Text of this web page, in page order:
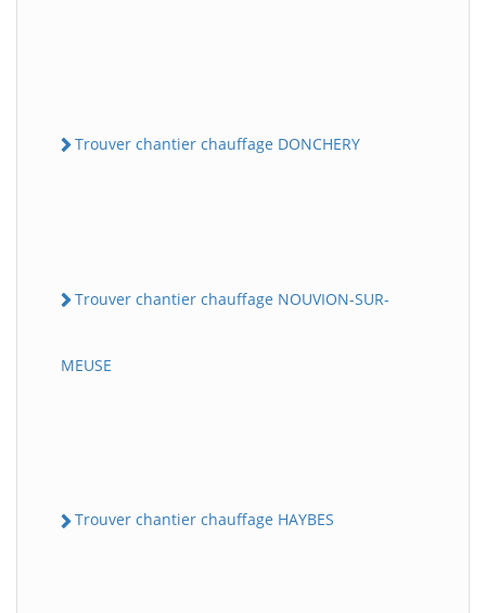
Trouver chantier chauffage DONCHERY
Trouver chantier chauffage NOUVION-SUR-
MEUSE
Trouver chantier chauffage HAYBES